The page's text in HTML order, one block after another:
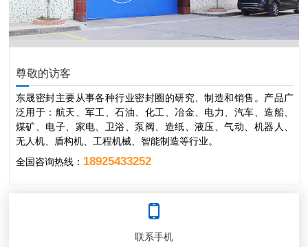
尊敬的访客
东晟密封主要从事各种行业密封圈的研究、制造和销售。产品广
泛用于：航天、军工、石油、化工、冶金、电力、汽车、造船、
煤矿、电子、家电、卫浴、泵阀、造纸、液压、气动、机器人、
无人机、盾构机、工程机械、智能制造等行业。
全国咨询热线： 18925433252
联系手机